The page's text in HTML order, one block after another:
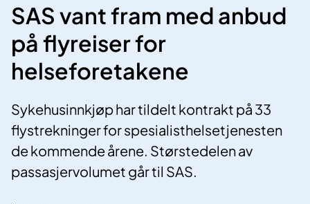
SAS vant fram med anbud
på flyreiser for
helseforetakene
Sykehusinnkjøp har tildelt kontrakt på 33
flystrekninger for spesialisthelsetjenesten
de kommende årene. Størstedelen av
passasjervolumet går til SAS.